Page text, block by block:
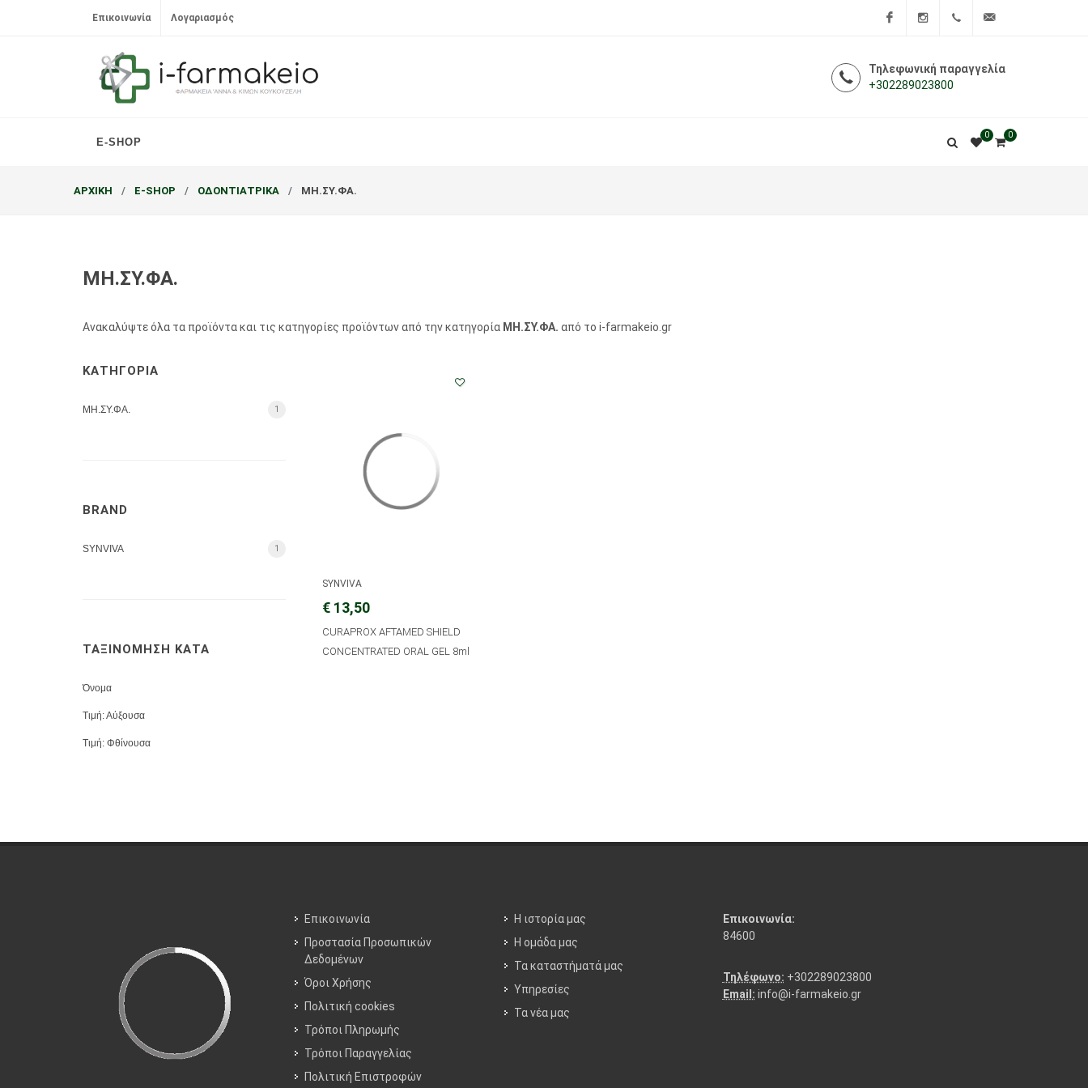
Επικοινωνία Λογαριασμός
Τηλεφωνική παραγγελία
+302289023800
E-SHOP
0
0
ΑΡΧΙΚΗ E-SHOP ΟΔΟΝΤΙΑΤΡΙΚΑ ΜΗ.ΣΥ.ΦΑ.
ΜΗ.ΣΥ.ΦΑ.
Ανακαλύψτε όλα τα προϊόντα και τις κατηγορίες προϊόντων από την κατηγορία ΜΗ.ΣΥ.ΦΑ. από το i-farmakeio.gr
ΚΑΤΗΓΟΡΙΑ
ΜΗ.ΣΥ.ΦΑ. 1
BRAND
SYNVIVA 1
ΤΑΞΙΝΟΜΗΣΗ ΚΑΤΑ
Όνομα
Τιμή: Αύξουσα
Τιμή: Φθίνουσα
SYNVIVA
€ 13,50
CURAPROX AFTAMED SHIELD
CONCENTRATED ORAL GEL 8ml
Επικοινωνία
Προστασία Προσωπικών
Δεδομένων
Όροι Χρήσης
Πολιτική cookies
Τρόποι Πληρωμής
Τρόποι Παραγγελίας
Πολιτική Επιστροφών
Η ιστορία μας
Η ομάδα μας
Τα καταστήματά μας
Υπηρεσίες
Τα νέα μας
Επικοινωνία:
84600
Τηλέφωνο: +302289023800
Email: info@i-farmakeio.gr